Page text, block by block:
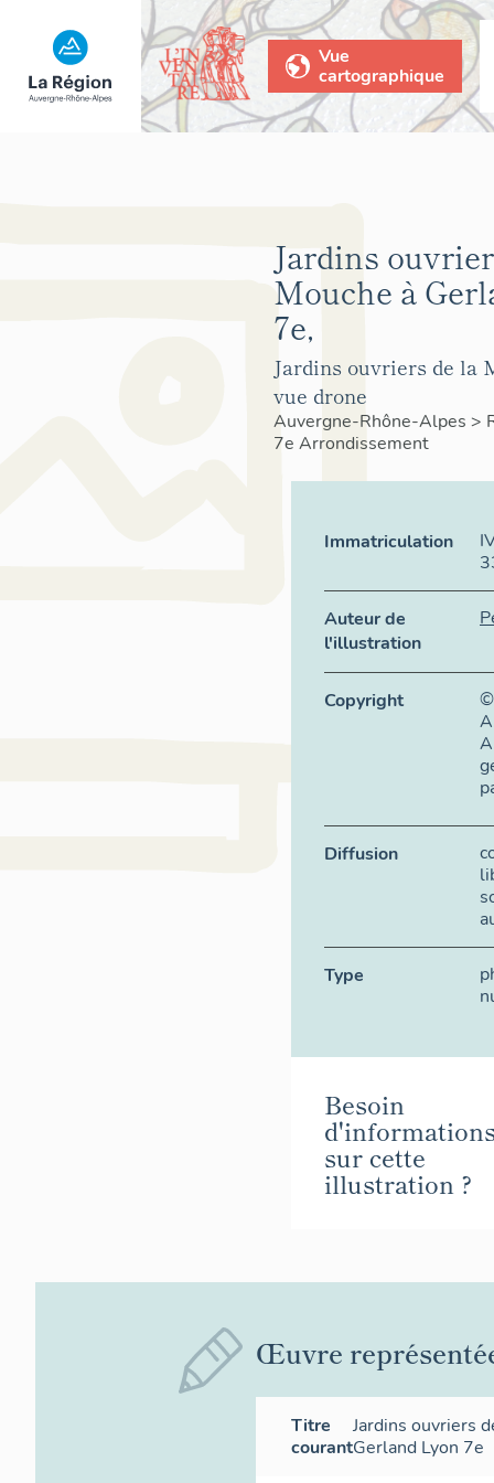
Vue
cartographique
Jardins
Mouche à
7e,
Jardins ouvriers de la
vue drone
Auvergne-Rhône-Alpes >
7e Arrondissement
Immatriculation
Auteur de
l'illustration
Copyright
Diffusion
Type
Besoin
sur cette
illustration ?
Œuvre
Titre
courant
Jardins ouvriers
Gerland Lyon 7e